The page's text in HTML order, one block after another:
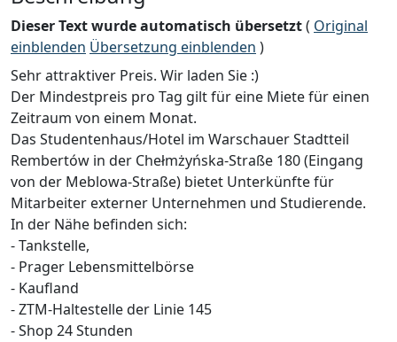
Dieser Text wurde automatisch übersetzt( Original
einblenden Übersetzung einblenden )
Sehr attraktiver Preis. Wir laden Sie :)
Der Mindestpreis pro Tag gilt für eine Miete für einen
Zeitraum von einem Monat.
Das Studentenhaus/Hotel im Warschauer Stadtteil
Rembertów in der Chełmżyńska-Straße 180 (Eingang
von der Meblowa-Straße) bietet Unterkünfte für
Mitarbeiter externer Unternehmen und Studierende.
In der Nähe befinden sich:
- Tankstelle,
- Prager Lebensmittelbörse
- Kaufland
- ZTM-Haltestelle der Linie 145
- Shop 24 Stunden